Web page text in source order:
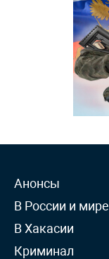
Анонсы
В России и мире
В Хакасии
Криминал